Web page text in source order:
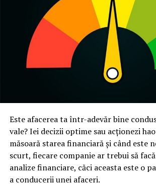
Este afacerea ta într-adevăr bine
vale? Iei decizii optime sau acționezi
măsoară starea financiară și când este
scurt, fiecare companie ar trebui să
analize financiare, căci aceasta este o
a conducerii unei afaceri.